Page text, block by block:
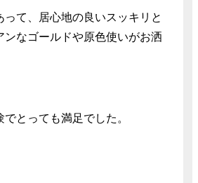
って、居心地の良いスッキリと
ンなゴールドや原色使いがお洒
とっても満足でした。